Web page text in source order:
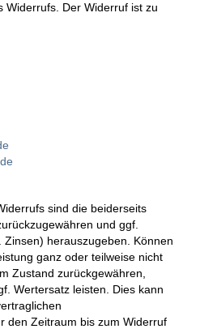
Widerrufs. Der Widerruf ist zu
sind die beiderseits
und ggf.
herauszugeben. Können
ganz oder teilweise nicht
Zustand zurückgewähren,
Wertersatz leisten. Dies kann
den Zeitraum bis zum Widerruf